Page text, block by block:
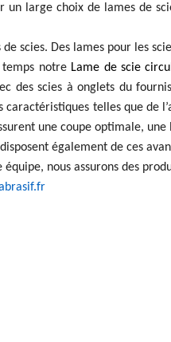
un large choix de lames de
scies. Des lames pour les
notre Lame de scie
des scies à onglets du
caractéristiques telles que de
une coupe optimale,
également de ces
nous assurons des